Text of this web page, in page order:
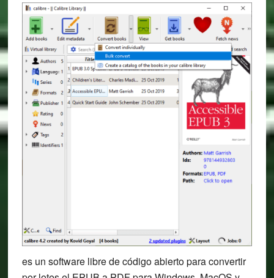
es un software libre de código abierto para convertir